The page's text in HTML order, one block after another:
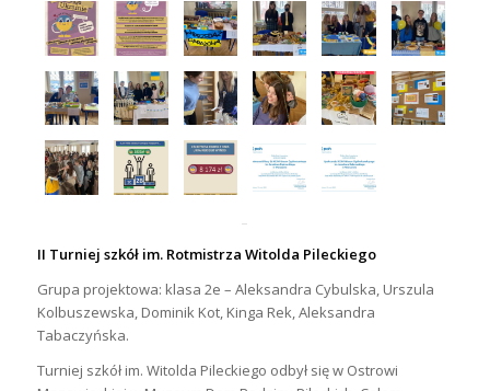
II Turniej szkół im. Rotmistrza Witolda Pileckiego
Grupa projektowa: klasa 2e – Aleksandra Cybulska, Urszula
Kolbuszewska, Dominik Kot, Kinga Rek, Aleksandra
Tabaczyńska.
Turniej szkół im. Witolda Pileckiego odbył się w Ostrowi